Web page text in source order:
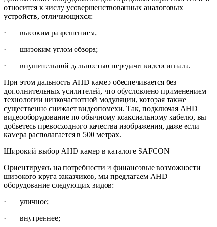
относится к числу усовершенствованных аналоговых
устройств, отличающихся:
· высоким разрешением;
· широким углом обзора;
· внушительной дальностью передачи видеосигнала.
При этом дальность AHD камер обеспечивается без
дополнительных усилителей, что обусловлено применением
технологии низкочастотной модуляции, которая также
существенно снижает видеопомехи. Так, подключая AHD
видеооборудование по обычному коаксиальному кабелю, вы
добьетесь превосходного качества изображения, даже если
камера располагается в 500 метрах.
Широкий выбор AHD камер в каталоге SAFCON
Ориентируясь на потребности и финансовые возможности
широкого круга заказчиков, мы предлагаем AHD
оборудование следующих видов:
· уличное;
· внутреннее;